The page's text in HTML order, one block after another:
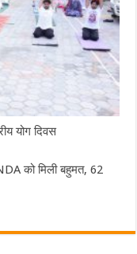
योग दिवस
को मिली बहुमत, 62